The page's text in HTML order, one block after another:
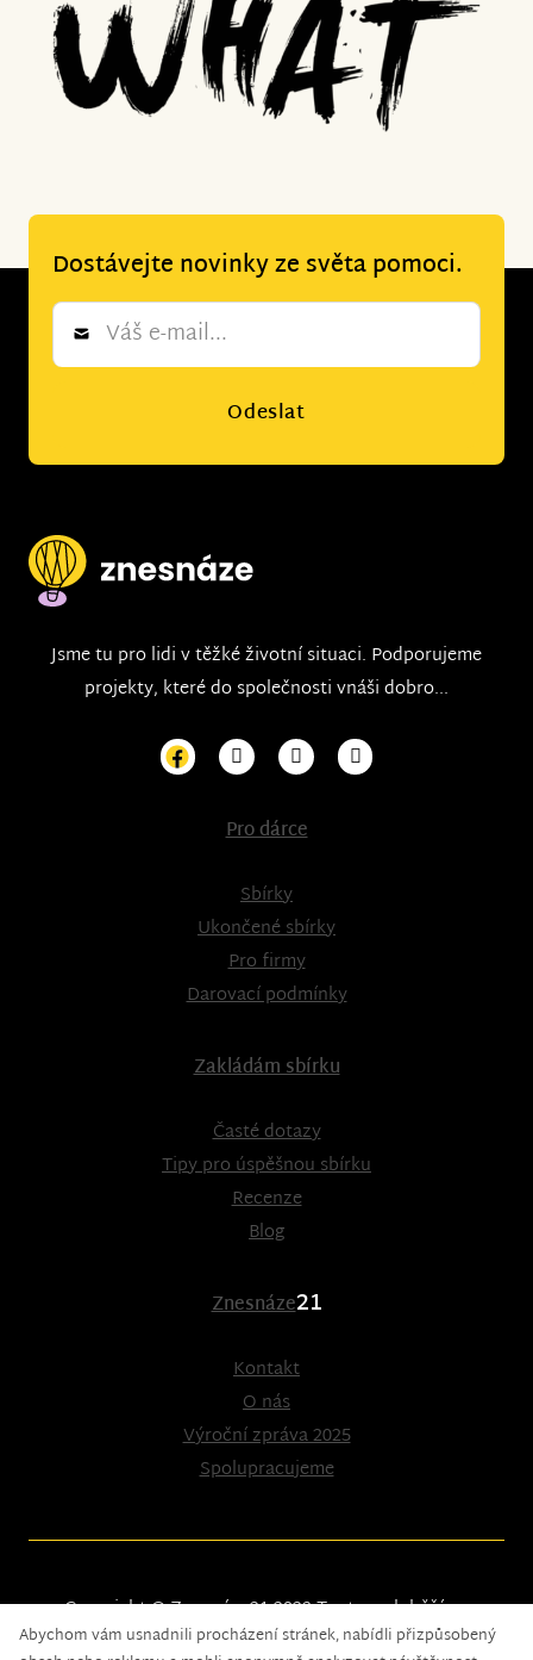
Dostávejte novinky ze světa pomoci.
Newsletter
Odeslat
Jsme tu pro lidi v těžké životní situaci. Podporujeme
projekty, které do společnosti vnáši dobro...
Pro dárce
Sbírky
Ukončené sbírky
Pro firmy
Darovací podmínky
Zakládám sbírku
Časté dotazy
Tipy pro úspěšnou sbírku
Recenze
Blog
Znesnáze21
Kontakt
O nás
Výroční zpráva 2025
Spolupracujeme
Copyright © Znesnáze21 2023Tento web běží na
solidpixels.
Abychom vám usnadnili procházení stránek, nabídli přizpůsobený